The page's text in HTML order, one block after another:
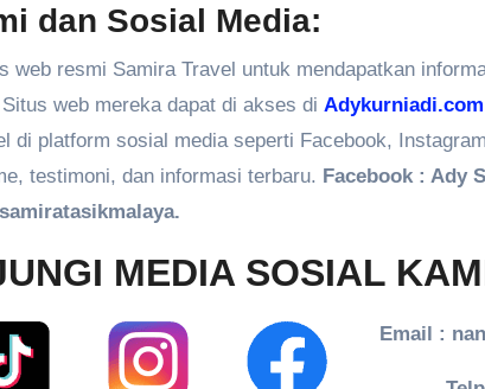
dan Sosial Media:
web resmi Samira Travel untuk mendapatkan
web mereka dapat di akses di Adykurniadi.com
di platform sosial media seperti Facebook,
testimoni, dan informasi terbaru. Facebook : Ady
MEDIA SOSIAL
Email :